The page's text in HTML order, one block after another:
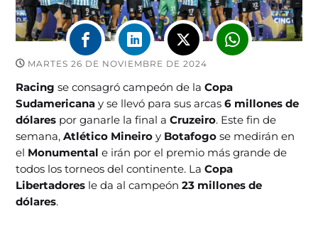
MARTES 26 DE NOVIEMBRE DE 2024
Racing se consagró campeón de la Copa
Sudamericana y se llevó para sus arcas6 millones de
dólares por ganarle la final aCruzeiro. Este fin de
semana, Atlético Mineiro y Botafogose medirán en
el Monumental e irán por el premio más grande de
todos los torneos del continente. La Copa
Libertadores le da al campeón23 millones de
dólares.